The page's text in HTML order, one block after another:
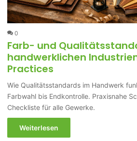
0
Farb- und
handwerklichen
Practices
Wie Qualitätsstandards im Handwerk
Farbwahl bis Endkontrolle. Praxisnahe
Checkliste für alle Gewerke.
Weiterlesen